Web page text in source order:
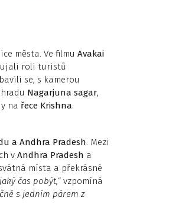
města. Ve filmu Avakai
roli turistů
se, s kamerou
Nagarjuna sagar,
na řece Krishna.
a Andhra Pradesh. Mezi
v Andhra Pradesh a
místa a překrásné
čas pobýt,“ vzpomíná
s jedním párem z